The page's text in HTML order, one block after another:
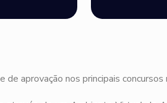
de aprovação nos principais